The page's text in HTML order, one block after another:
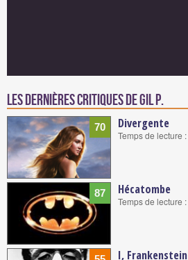
Les dernières critiques de Gil P.
70 Divergente
Temps de lecture :
87 Hécatombe
Temps de lecture :
I, Frankenstein